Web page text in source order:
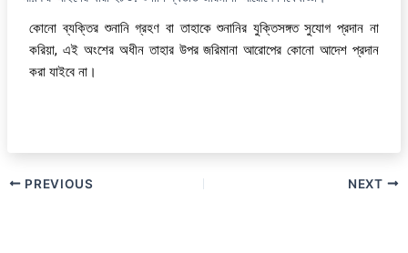
কোনো ব্যক্তির শুনানি গ্রহণ বা তাহাকে শুনানির যুক্তিসঙ্গত সুযোগ প্রদান না
করিয়া, এই অংশের অধীন তাহার উপর জরিমানা আরোপের কোনো আদেশ প্রদান
করা যাইবে না।
PREVIOUS NEXT